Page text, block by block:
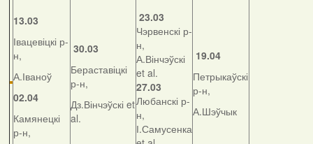
13.03
Івацевіцкі р-
н,
А.Іваноў
02.04
Камянецкі
р-н,
30.03
Бераставіцкі
р-н,
Дз.Вінчэўскі et
al.
23.03
Чэрвенскі р-
н,
А.Вінчэўскі
et al.
27.03
Любанскі р-
н,
І.Самусенка
19.04
Петрыкаўскі
р-н,
А.Шэўчык